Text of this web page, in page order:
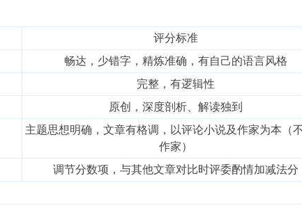
评分标准
畅达，少错字，精炼准确，有自己的语言风格
完整，有逻辑性
原创，深度剖析、解读独到
主题思想明确，文章有格调，以评论小说及作家为本（
作家）
调节分数项，与其他文章对比时评委酌情加减法分